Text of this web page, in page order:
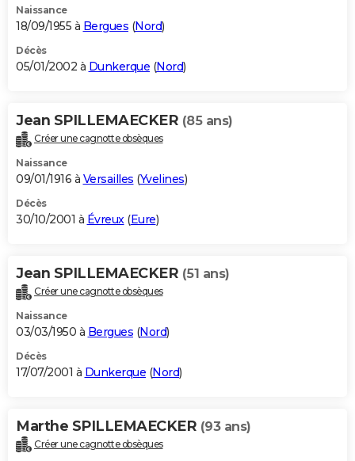
Naissance
18/09/1955 à Bergues (Nord)
Décès
05/01/2002 à Dunkerque (Nord)
Jean SPILLEMAECKER (85 ans)
Créer une cagnotte obsèques
Naissance
09/01/1916 à Versailles (Yvelines)
Décès
30/10/2001 à Évreux(Eure)
Jean SPILLEMAECKER (51 ans)
Créer une cagnotte obsèques
Naissance
03/03/1950 à Bergues (Nord)
Décès
17/07/2001 à Dunkerque (Nord)
Marthe SPILLEMAECKER (93 ans)
Créer une cagnotte obsèques